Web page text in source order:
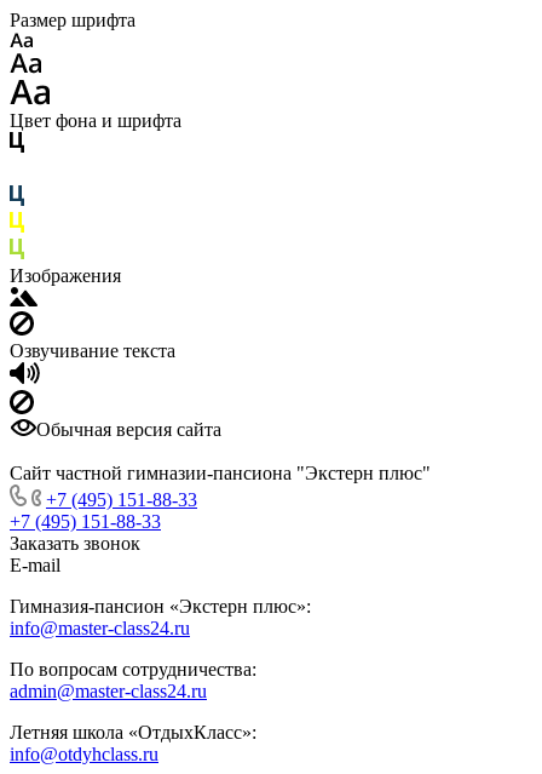
Размер шрифта
Цвет фона и шрифта
Изображения
Озвучивание текста
Обычная версия сайта
Сайт частной гимназии-пансиона "Экстерн плюс"
+7 (495) 151-88-33
+7 (495) 151-88-33
Заказать звонок
E-mail
Гимназия-пансион «Экстерн плюс»:
info@master-class24.ru
По вопросам сотрудничества:
admin@master-class24.ru
Летняя школа «ОтдыхКласс»:
info@otdyhclass.ru